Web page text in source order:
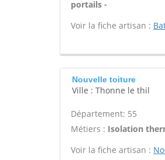
portails -
Voir la fiche artisan :
Nouvelle toiture
Ville : Thonne le thil
Département: 55
Métiers : Isolation
Voir la fiche artisan :